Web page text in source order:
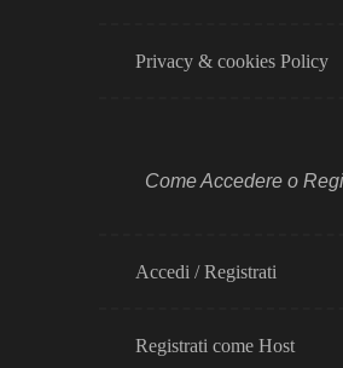
Privacy & cookies Policy​
Come Accedere o
Accedi / Registrati
Registrati come Host